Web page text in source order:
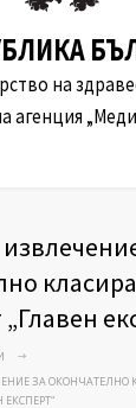
на
агенция
ЗА ОКОНЧАТЕЛНО